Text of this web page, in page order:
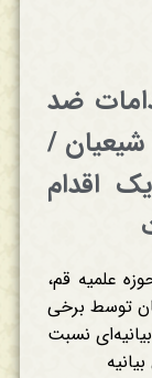
ضد
شیعیان /
اقدام
علمیه قم،
توسط برخی
نسبت